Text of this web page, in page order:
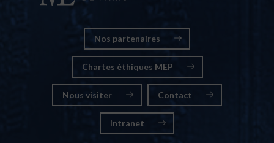
Nos partenaires
Chartes éthiques MEP
Nous visiter Contact
Intranet